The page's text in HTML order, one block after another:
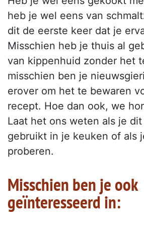
heb je wel eens van
dit de eerste keer dat je
Misschien heb je thuis al
van kippenhuid zonder het
misschien ben je
erover om het te bewaren
recept. Hoe dan ook, we
Laat het ons weten als je
gebruikt in je keuken of als
proberen.
Misschien ben je ook
geïnteresseerd in: